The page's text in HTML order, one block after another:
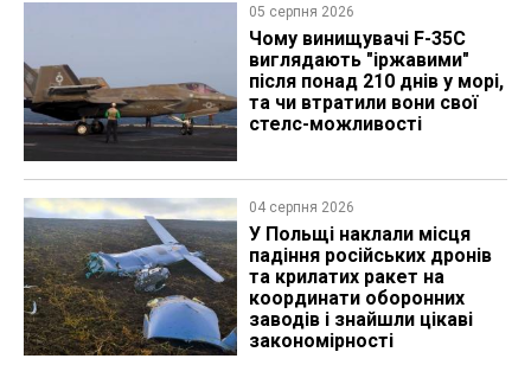
05 серпня 2026
Чому винищувачі F-35C
виглядають "іржавими"
після понад 210 днів у морі,
та чи втратили вони свої
стелс-можливості
04 серпня 2026
У Польщі наклали місця
падіння російських дронів
та крилатих ракет на
координати оборонних
заводів і знайшли цікаві
закономірності